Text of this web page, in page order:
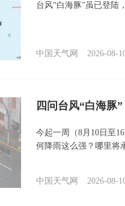
台风“白海豚”虽已登陆
中国天气网 2026-08-
四问台风“白海豚
今起一周（8月10日至
何降雨这么强？哪里将
中国天气网 2026-08-